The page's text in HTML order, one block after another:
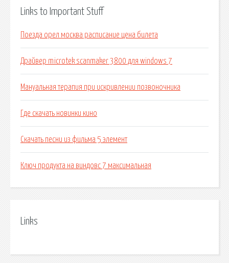
Links to Important Stuff
Поезда орел москва расписание цена билета
Драйвер microtek scanmaker 3800 для windows 7
Мануальная терапия при искривлении позвоночника
Где скачать новинки кино
Скачать песни из фильма 5 элемент
Ключ продукта на виндовс 7 максимальная
Links